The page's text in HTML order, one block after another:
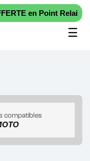
en Point Relai
☰
compatibles